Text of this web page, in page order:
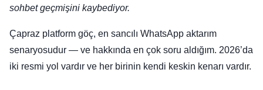
sohbet geçmişini kaybediyor.
Çapraz platform göç, en sancılı WhatsApp aktarım
senaryosudur — ve hakkında en çok soru aldığım. 2026’da
iki resmi yol vardır ve her birinin kendi keskin kenarı vardır.